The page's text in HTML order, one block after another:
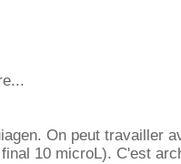
On peut travailler
10 microL). C'est